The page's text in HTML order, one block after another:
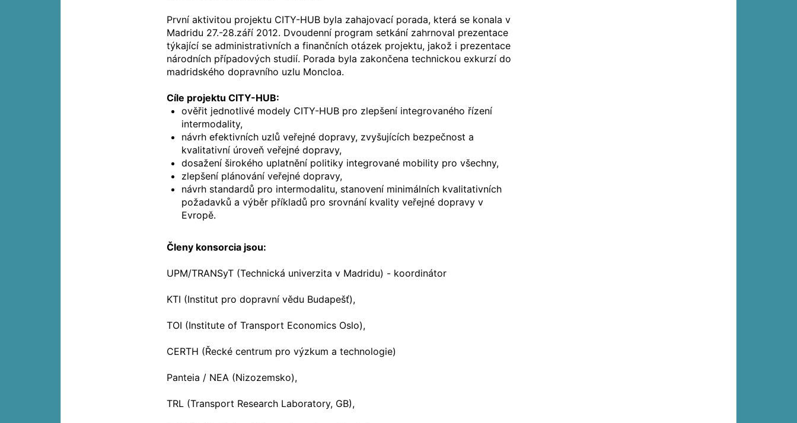
První aktivitou projektu CITY-HUB byla zahajovací porada, která se konala v
Madridu 27.-28.září 2012. Dvoudenní program setkání zahrnoval prezentace
týkající se administrativních a finančních otázek projektu, jakož i prezentace
národních případových studií. Porada byla zakončena technickou exkurzí do
madridského dopravního uzlu Moncloa.
Cíle projektu CITY-HUB:
ověřit jednotlivé modely CITY-HUB pro zlepšení integrovaného řízení
intermodality,
návrh efektivních uzlů veřejné dopravy, zvyšujících bezpečnost a
kvalitativní úroveň veřejné dopravy,
dosažení širokého uplatnění politiky integrované mobility pro všechny,
zlepšení plánování veřejné dopravy,
návrh standardů pro intermodalitu, stanovení minimálních kvalitativních
požadavků a výběr příkladů pro srovnání kvality veřejné dopravy v
Evropě.
Členy konsorcia jsou:
UPM/TRANSyT (Technická univerzita v Madridu) - koordinátor
KTI (Institut pro dopravní vědu Budapešť),
TOI (Institute of Transport Economics Oslo),
CERTH (Řecké centrum pro výzkum a technologie)
Panteia / NEA (Nizozemsko),
TRL (Transport Research Laboratory, GB),